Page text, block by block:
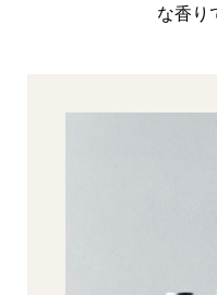
な香り